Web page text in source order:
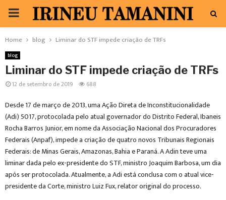
PRIMARY
MENU
Home blog Liminar do STF impede criação de TRFs
blog
Liminar do STF impede criação de TRFs
12 de setembro de 2019 688
Desde 17 de março de 2013, uma Ação Direta de Inconstitucionalidade
(Adi) 5017, protocolada pelo atual governador do Distrito Federal, Ibaneis
Rocha Barros Junior, em nome da Associação Nacional dos Procuradores
Federais (Anpaf), impede a criação de quatro novos Tribunais Regionais
Federais: de Minas Gerais, Amazonas, Bahia e Paraná. A Adin teve uma
liminar dada pelo ex-presidente do STF, ministro Joaquim Barbosa, um dia
após ser protocolada. Atualmente, a Adi está conclusa com o atual vice-
presidente da Corte, ministro Luiz Fux, relator original do processo.